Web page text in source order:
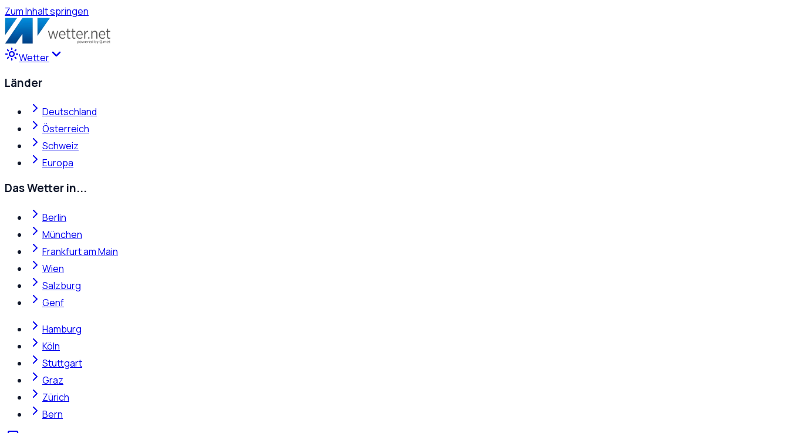
Zum Inhalt springen
Wetter
Länder
Deutschland
Österreich
Schweiz
Europa
Das Wetter in...
Berlin
München
Frankfurt am Main
Wien
Salzburg
Genf
Hamburg
Köln
Stuttgart
Graz
Zürich
Bern